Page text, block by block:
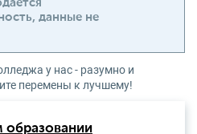
данные не
у нас - разумно и
перемены к лучшему!